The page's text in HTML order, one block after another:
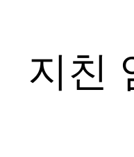
지친